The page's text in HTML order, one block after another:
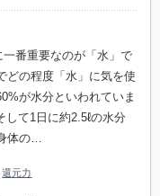
番重要なのが「水」で
どの程度「水」に気を使
が水分といわれていま
て1日に約2.5ℓの水分
体の…
,還元力